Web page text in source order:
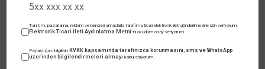
Tanıtım, pazarlama, reklam ve benzeri amaçlarla tarafıma ticari elektronik ileti gönderilmesine izin veriyorum.
Elektronik Ticari İleti Aydınlatma Metni 'ni okudum onay veriyorum.
Paylaştığım bilgilerin KVKK kapsamında tarafınızca korunmasını, sms ve WhatsApp
üzerinden bilgilendirmeleri almayı kabul ediyorum.